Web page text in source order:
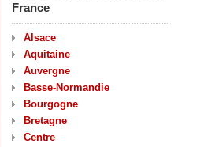
France
Alsace
Aquitaine
Auvergne
Basse-Normandie
Bourgogne
Bretagne
Centre